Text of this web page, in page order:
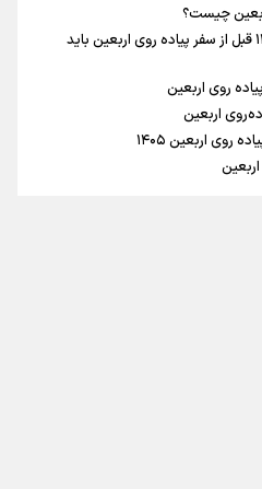
مرز شلمچه تا شهرهای زیارتی
چیست؟
آنچه که زائران اربعین حسینی ۱۴۰۵ قبل از سفر پیاده روی اربعین باید